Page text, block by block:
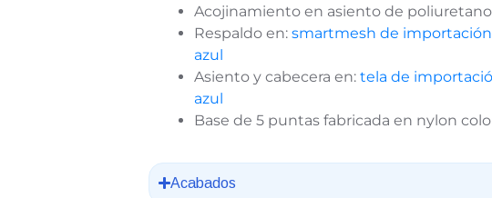
Acojinamiento en asiento de
Respaldo en: smartmesh de
azul
Asiento y cabecera en: tela de
azul
Base de 5 puntas fabricada en nylon
Acabados